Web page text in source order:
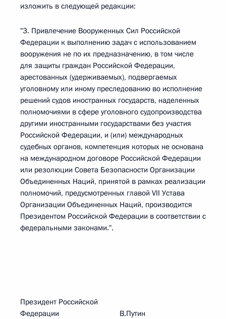
изложить в следующей редакции:
"3. Привлечение Вооруженных Сил Российской
Федерации к выполнению задач с использованием
вооружения не по их предназначению, в том числе
для защиты граждан Российской Федерации,
арестованных (удерживаемых), подвергаемых
уголовному или иному преследованию во исполнение
решений судов иностранных государств, наделенных
полномочиями в сфере уголовного судопроизводства
другими иностранными государствами без участия
Российской Федерации, и (или) международных
судебных органов, компетенция которых не основана
на международном договоре Российской Федерации
или резолюции Совета Безопасности Организации
Объединенных Наций, принятой в рамках реализации
полномочий, предусмотренных главой VII Устава
Организации Объединенных Наций, производится
Президентом Российской Федерации в соответствии с
федеральными законами.".
Президент Российской
Федерации В.Путин